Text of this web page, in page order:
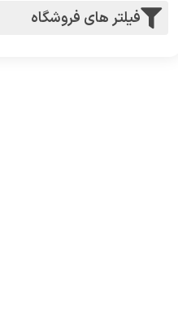
فیلتر های فروشگاه